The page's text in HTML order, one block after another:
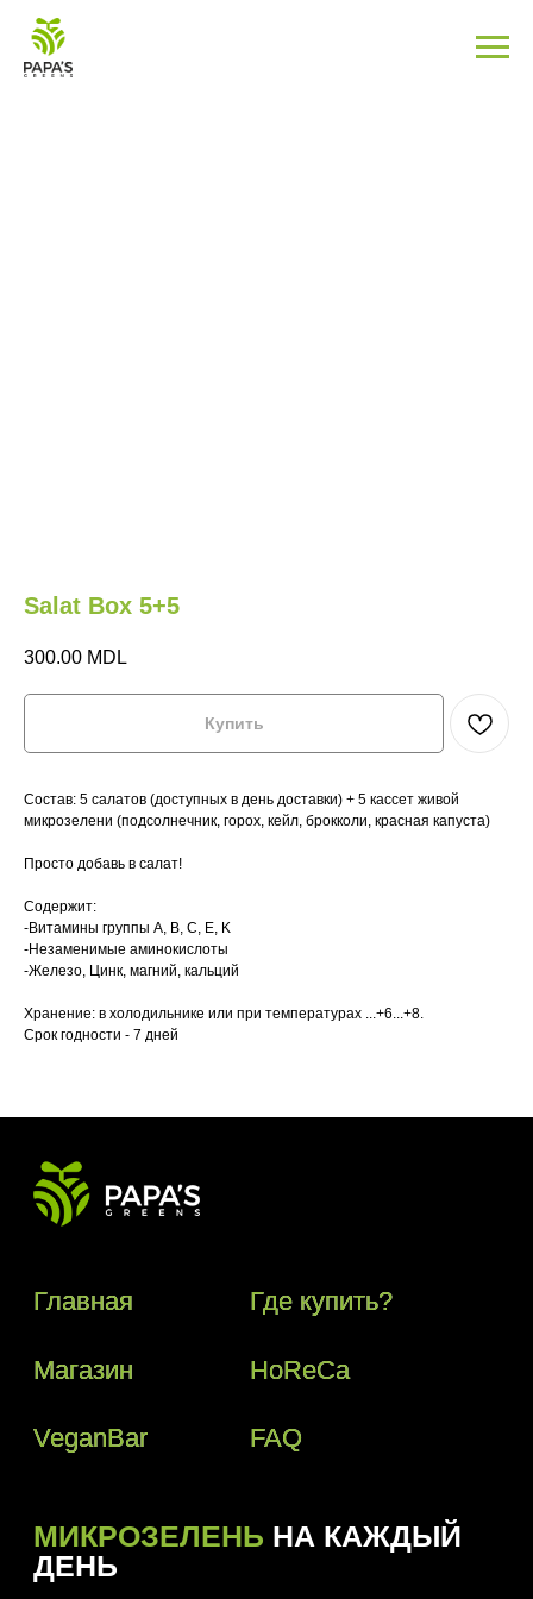
Salat Box 5+5
300.00 MDL
Купить
Состав: 5 салатов (доступных в день доставки) + 5 кассет живой
микрозелени (подсолнечник, горох, кейл, брокколи, красная капуста)
Просто добавь в салат!
Содержит:
-Витамины группы A, B, C, E, K
-Незаменимые аминокислоты
-Железо, Цинк, магний, кальций
Хранение: в холодильнике или при температурах ...+6...+8.
Срок годности - 7 дней
Главная
Магазин
VeganBar
Где купить?
HoReCa
Телефон:
+(373) 61 113 107
Почта:
ДЕНЬ
Главная
Магазин
VeganBar
Где купить?
HoReCa